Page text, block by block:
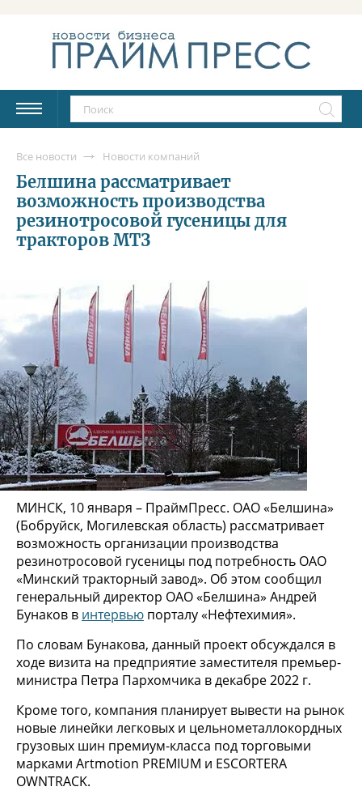
Все новости Новости компаний
Белшина рассматривает
возможность производства
резинотросовой гусеницы для
тракторов МТЗ
МИНСК, 10 января – ПраймПресс. ОАО «Белшина»
(Бобруйск, Могилевская область) рассматривает
возможность организации производства
резинотросовой гусеницы под потребность ОАО
«Минский тракторный завод». Об этом сообщил
генеральный директор ОАО «Белшина» Андрей
Бунаков в интервью порталу «Нефтехимия».
По словам Бунакова, данный проект обсуждался в
ходе визита на предприятие заместителя премьер-
министра Петра Пархомчика в декабре 2022 г.
Кроме того, компания планирует вывести на рынок
новые линейки легковых и цельнометаллокордных
грузовых шин премиум-класса под торговыми
марками Аrtmotion PREMIUM и ESCORTERA
OWNTRACK.